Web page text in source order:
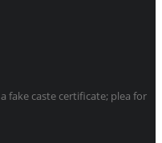
fake caste certificate; plea for